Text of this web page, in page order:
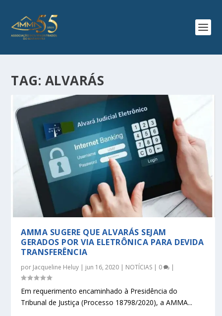
TAG: ALVARÁS
AMMA SUGERE QUE ALVARÁS SEJAM
GERADOS POR VIA ELETRÔNICA PARA DEVIDA
TRANSFERÊNCIA
por Jacqueline Heluy | jun 16, 2020 | NOTÍCIAS | 0 |
Em requerimento encaminhado à Presidência do
Tribunal de Justiça (Processo 18798/2020), a AMMA...